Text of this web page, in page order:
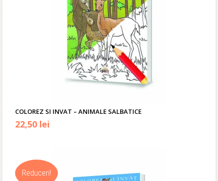
COLOREZ SI INVAT – ANIMALE SALBATICE
Prețul
fost:
22,50 lei
22,50 lei.
Reduceri!